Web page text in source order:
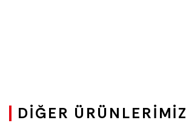
DIĞER ÜRÜNLERIMIZ